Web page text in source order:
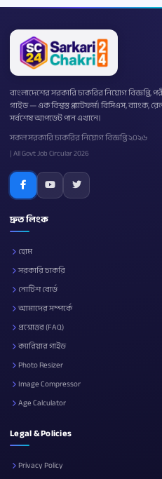
বাংলাদেশের সরকারি চাকরির নিয়োগ বিজ্ঞপ্তি,
গাইড — এক বিশ্বস্ত প্ল্যাটফর্ম। বিসিএস, ব্যাংক,
সর্বশেষ আপডেট পান এখানে।
সকল সরকারি চাকরির নিয়োগ বিজ্ঞপ্তি ২০২৬
| All Govt Job Circular 2026
দ্রুত লিংক
হোম
সরকারি চাকরি
নোটিশ বোর্ড
আমাদের সম্পর্কে
প্রশ্নোত্তর (FAQ)
ক্যারিয়ার গাইড
Photo Resizer
Image Compressor
Age Calculator
Legal & Policies
Privacy Policy